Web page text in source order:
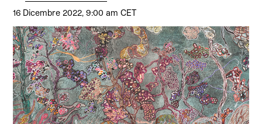
16 Dicembre 2022, 9:00 am CET